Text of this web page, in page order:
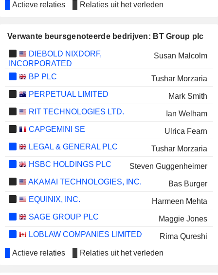
Actieve relaties Relaties uit het verleden
Verwante beursgenoteerde bedrijven: BT Group plc
DIEBOLD NIXDORF,
INCORPORATED
Susan Malcolm
BP PLC
Tushar Morzaria
PERPETUAL LIMITED
Mark Smith
RIT TECHNOLOGIES LTD.
Ian Welham
CAPGEMINI SE
Ulrica Fearn
LEGAL & GENERAL PLC
Tushar Morzaria
HSBC HOLDINGS PLC
Steven Guggenheimer
AKAMAI TECHNOLOGIES, INC.
Bas Burger
EQUINIX, INC.
Harmeen Mehta
SAGE GROUP PLC
Maggie Jones
LOBLAW COMPANIES LIMITED
Rima Qureshi
COMPAGNIE
Jasmine Mary Whitbread
Actieve relaties Relaties uit het verleden